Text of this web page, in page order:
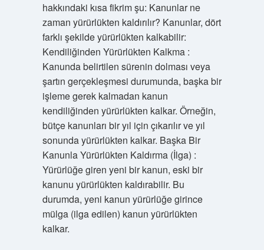
hakkındaki kısa fikrim şu: Kanunlar ne
zaman yürürlükten kaldırılır? Kanunlar, dört
farklı şekilde yürürlükten kalkabilir:
Kendiliğinden Yürürlükten Kalkma :
Kanunda belirtilen sürenin dolması veya
şartın gerçekleşmesi durumunda, başka bir
işleme gerek kalmadan kanun
kendiliğinden yürürlükten kalkar. Örneğin,
bütçe kanunları bir yıl için çıkarılır ve yıl
sonunda yürürlükten kalkar. Başka Bir
Kanunla Yürürlükten Kaldırma (İlga) :
Yürürlüğe giren yeni bir kanun, eski bir
kanunu yürürlükten kaldırabilir. Bu
durumda, yeni kanun yürürlüğe girince
mülga (ilga edilen) kanun yürürlükten
kalkar.